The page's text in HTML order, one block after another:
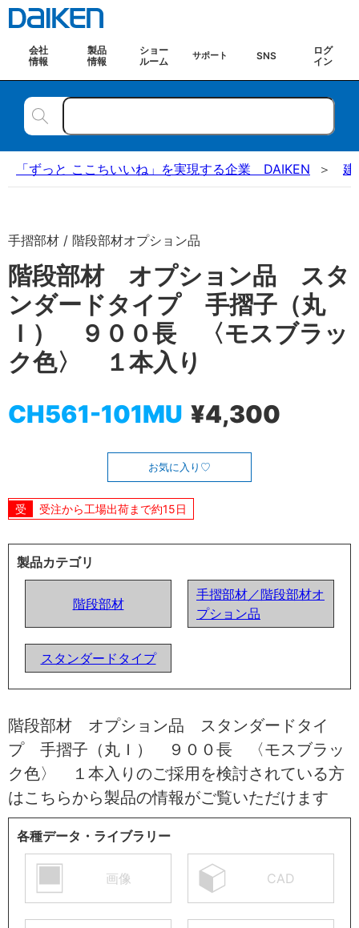
会社
情報
製品
情報
ショー
ルーム
サポート SNS
ログ
イン
「ずっと ここちいいね」を実現する企業 DAIKEN 建
手摺部材 / 階段部材オプション品
階段部材 オプション品 スタ
ンダードタイプ 手摺子（丸
Ｉ） ９００長 〈モスブラッ
ク色〉 １本入り
CH561-101MU ¥4,300
お気に入り
受注から工場出荷まで約15日
製品カテゴリ
階段部材
手摺部材／階段部材オ
プション品
スタンダードタイプ
階段部材 オプション品 スタンダードタイ
プ 手摺子（丸Ｉ） ９００長 〈モスブラッ
ク色〉 １本入りのご採用を検討されている方
はこちらから製品の情報がご覧いただけます
各種データ・ライブラリー
画像 CAD